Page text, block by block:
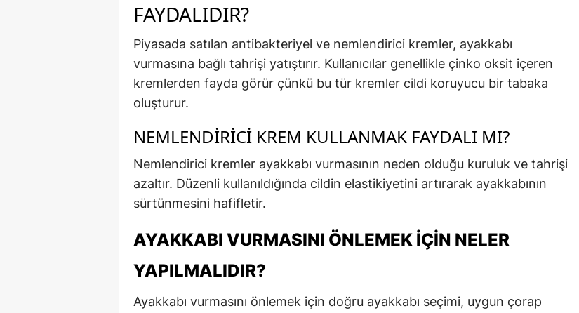
FAYDALIDIR?
Piyasada satılan antibakteriyel ve nemlendirici kremler, ayakkabı
vurmasına bağlı tahrişi yatıştırır. Kullanıcılar genellikle çinko oksit içeren
kremlerden fayda görür çünkü bu tür kremler cildi koruyucu bir tabaka
oluşturur.
NEMLENDIRICI KREM KULLANMAK FAYDALI MI?
Nemlendirici kremler ayakkabı vurmasının neden olduğu kuruluk ve tahrişi
azaltır. Düzenli kullanıldığında cildin elastikiyetini artırarak ayakkabının
sürtünmesini hafifletir.
AYAKKABI VURMASINI ÖNLEMEK İÇIN NELER
YAPILMALIDIR?
Ayakkabı vurmasını önlemek için doğru ayakkabı seçimi, uygun çorap